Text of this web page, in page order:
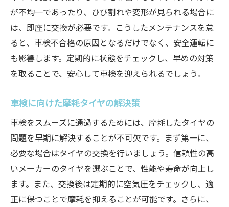
が不均一であったり、ひび割れや変形が見られる場合に
は、即座に交換が必要です。こうしたメンテナンスを怠
ると、車検不合格の原因となるだけでなく、安全運転に
も影響します。定期的に状態をチェックし、早めの対策
を取ることで、安心して車検を迎えられるでしょう。
車検に向けた摩耗タイヤの解決策
車検をスムーズに通過するためには、摩耗したタイヤの
問題を早期に解決することが不可欠です。まず第一に、
必要な場合はタイヤの交換を行いましょう。信頼性の高
いメーカーのタイヤを選ぶことで、性能や寿命が向上し
ます。また、交換後は定期的に空気圧をチェックし、適
正に保つことで摩耗を抑えることが可能です。さらに、